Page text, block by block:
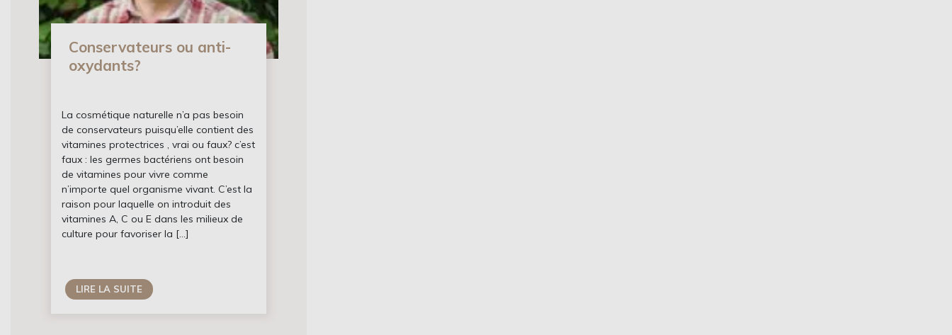
Conservateurs ou anti-
oxydants?
La cosmétique naturelle n’a pas besoin
de conservateurs puisqu’elle contient des
vitamines protectrices , vrai ou faux? c’est
faux : les germes bactériens ont besoin
de vitamines pour vivre comme
n’importe quel organisme vivant. C’est la
raison pour laquelle on introduit des
vitamines A, C ou E dans les milieux de
culture pour favoriser la […]
LIRE LA SUITE